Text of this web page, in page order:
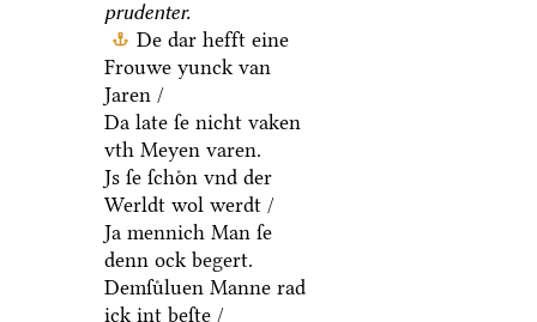
prudenter.
De dar hefft eine
Frouwe yunck van
Jaren /
Da late ſe nicht vaken
vth Meyen varen.
Js ſe ſchoͤn vnd der
Werldt wol werdt /
Ja mennich Man ſe
denn ock begert.
Demſuͤluen Manne rad
ick int beſte /